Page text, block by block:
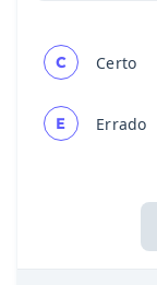
C Certo
E Errado